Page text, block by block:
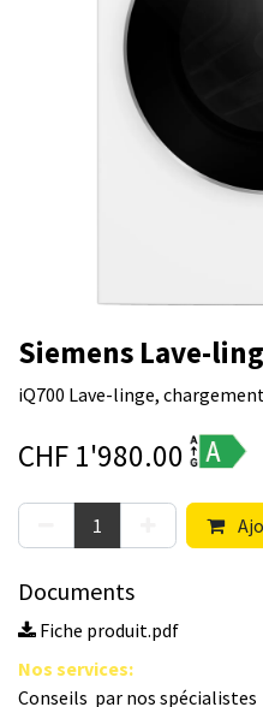
Siemens Lave-
iQ700 Lave-linge,
CHF 1'980.00
Documents
Fiche produit.pdf
Nos s​ervices:
Conseils par nos spé​cialistes